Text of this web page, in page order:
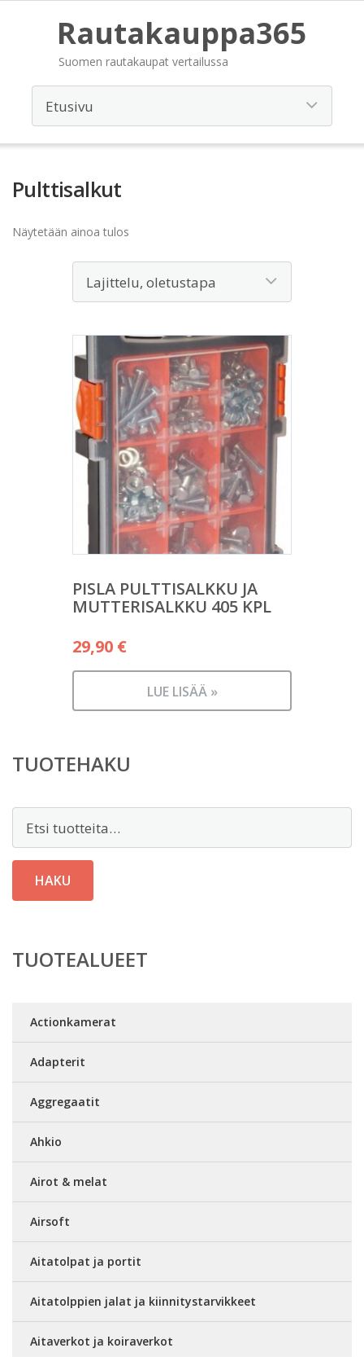
Rautakauppa365
Suomen rautakaupat vertailussa
Pulttisalkut
Näytetään ainoa tulos
PISLA PULTTISALKKU JA
MUTTERISALKKU 405 KPL
29,90 €
LUE LISÄÄ »
TUOTEHAKU
HAKU
TUOTEALUEET
Actionkamerat
Adapterit
Aggregaatit
Ahkio
Airot & melat
Airsoft
Aitatolpat ja portit
Aitatolppien jalat ja kiinnitystarvikkeet
Aitaverkot ja koiraverkot